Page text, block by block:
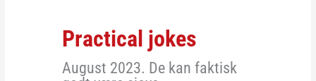
Practical jokes
August 2023. De kan faktisk